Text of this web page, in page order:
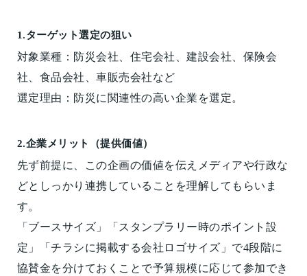
1.ターゲット選定の狙い
対象業種：防災会社、住宅会社、建設会社、保険会
社、食品会社、車販売会社など
選定理由：防災に関連性の高い企業を選定。
2.企業メリット（提供価値）
先ず前提に、この企画の価値を伝えメディアや行政な
どとしっかり連携していることを理解してもらいま
す。
「ブースサイズ」「スタンプラリー時のポイント設
定」「チラシに掲載する会社ロゴサイズ」で4段階に
協賛金を分けておくことで予算規模に応じて参加でき